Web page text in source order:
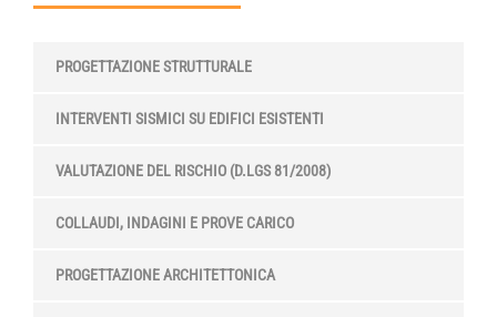
PROGETTAZIONE STRUTTURALE
INTERVENTI SISMICI SU EDIFICI ESISTENTI
VALUTAZIONE DEL RISCHIO (D.LGS 81/2008)
COLLAUDI, INDAGINI E PROVE CARICO
PROGETTAZIONE ARCHITETTONICA